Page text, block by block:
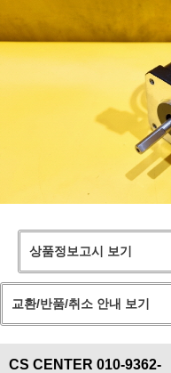
상품정보고시 보기
교환/반품/취소 안내 보기
CS CENTER 010-9362-